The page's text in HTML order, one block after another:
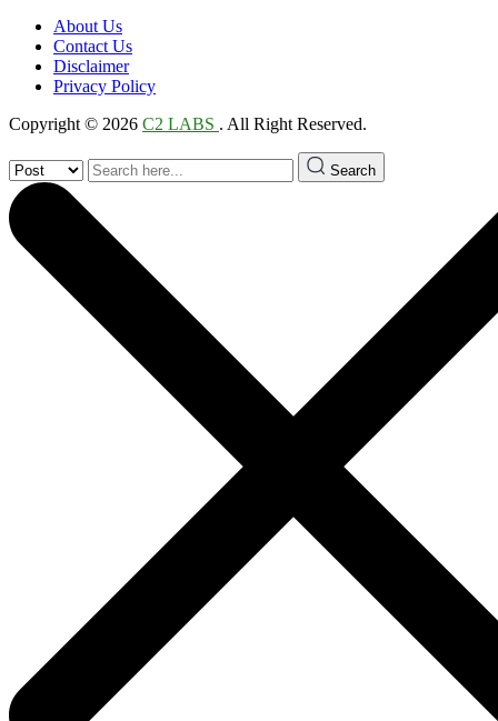
About Us
Contact Us
Disclaimer
Privacy Policy
Copyright © 2026 C2 LABS . All Right Reserved.
Search